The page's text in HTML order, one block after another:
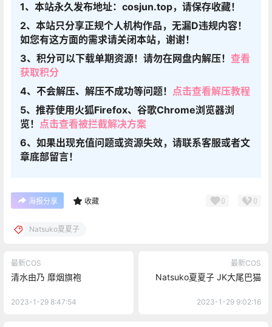
1、本站永久发布地址：cosjun.top，请保存收藏！
2、本站只分享正规个人机构作品，无漏D违规内容！
如您有这方面的需求请关闭本站，谢谢！
3、积分可以下载单期资源！请勿在网盘内解压！ 查看
获取积分
4、不会解压、解压不成功等问题！ 点击查看解压教程
5、推荐使用火狐Firefox、谷歌Chrome浏览器浏
览！ 点击查看被拦截解决方案
6、如果出现充值问题或资源失效，请联系客服或者文
章底部留言！
海报分享 收藏 0 0
Natsuko夏夏子
最新COS
清水由乃 靡烟旗袍
2023-1-29 8:47:54
最新COS
Natsuko夏夏子 JK大尾巴猫
2023-1-29 9:02:16